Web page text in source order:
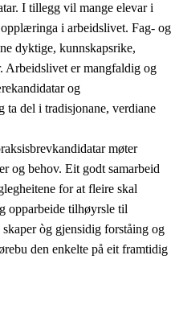
skole
I tillegg vil mange elevar i
i arbeidslivet. Fag- og
dyktige, kunnskapsrike,
Arbeidslivet er mangfaldig og
og
ta del i tradisjonane, verdiane
møter
og behov. Eit godt samarbeid
for at fleire skal
opparbeide tilhøyrsle til
òg gjensidig forståing og
den enkelte på eit framtidig